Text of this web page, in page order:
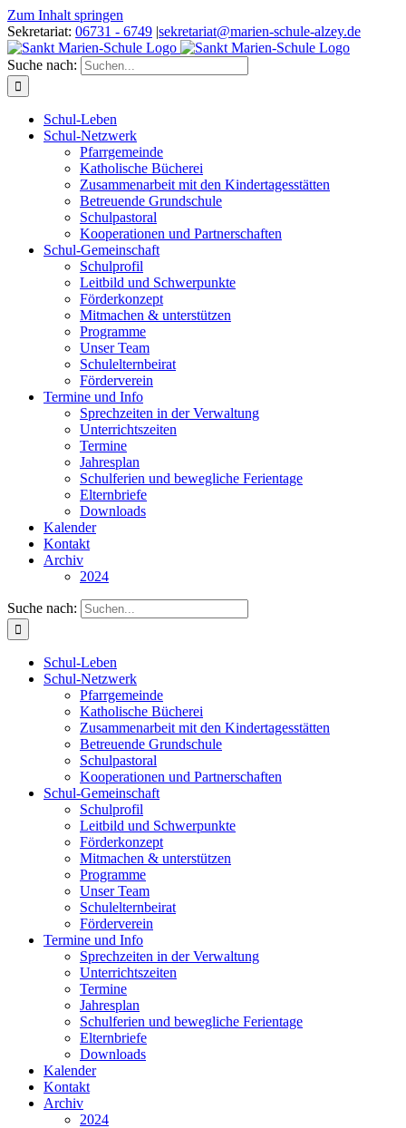
Zum Inhalt springen
Sekretariat: 06731 - 6749 |sekretariat@marien-schule-alzey.de
Suche nach:
Schul-Leben
Schul-Netzwerk
Pfarrgemeinde
Katholische Bücherei
Zusammenarbeit mit den Kindertagesstätten
Betreuende Grundschule
Schulpastoral
Kooperationen und Partnerschaften
Schul-Gemeinschaft
Schulprofil
Leitbild und Schwerpunkte
Förderkonzept
Mitmachen & unterstützen
Programme
Unser Team
Schulelternbeirat
Förderverein
Termine und Info
Sprechzeiten in der Verwaltung
Unterrichtszeiten
Termine
Jahresplan
Schulferien und bewegliche Ferientage
Elternbriefe
Downloads
Kalender
Kontakt
Archiv
2024
Suche nach:
Schul-Leben
Schul-Netzwerk
Pfarrgemeinde
Katholische Bücherei
Zusammenarbeit mit den Kindertagesstätten
Betreuende Grundschule
Schulpastoral
Kooperationen und Partnerschaften
Schul-Gemeinschaft
Schulprofil
Leitbild und Schwerpunkte
Förderkonzept
Mitmachen & unterstützen
Programme
Unser Team
Schulelternbeirat
Förderverein
Termine und Info
Sprechzeiten in der Verwaltung
Unterrichtszeiten
Termine
Jahresplan
Schulferien und bewegliche Ferientage
Elternbriefe
Downloads
Kalender
Kontakt
Archiv
2024